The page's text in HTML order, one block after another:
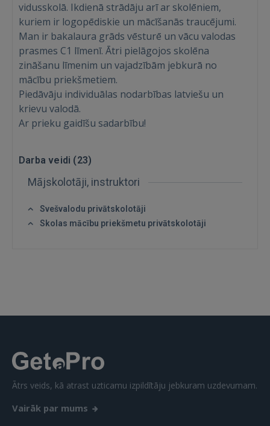
Ienākt
IENĀKT
 Sign in with Apple
Vēl neesat reģistrējies?
vidusskolā. Ikdienā strādāju arī ar skolēniem,
kuriem ir logopēdiskie un mācīšanās traucējumi.
Man ir bakalaura grāds vēsturē un vācu valodas
prasmes C1 līmenī. Ātri pielāgojos skolēna
zināšanu līmenim un vajadzībām jebkurā no
mācību priekšmetiem.
Piedāvāju individuālas nodarbības latviešu un
krievu valodā.
Ar prieku gaidīšu sadarbību!
Darba veidi (23)
Mājskolotāji, instruktori
Svešvalodu privātskolotāji
Skolas mācību priekšmetu privātskolotāji
Ātrs veids, kā atrast uzticamu izpildītāju jebkuram uzdevumam.
Vairāk par mums